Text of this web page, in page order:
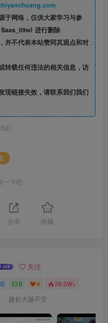
于网络，仅供大家学习与参
进行删除
并不代表本站赞同其观点和对
转载任何违法的相关信息，访
现链接失效，请联系我们我们
一下吧
分享 收藏
关注
0 4 28.5W+
越长大越不安